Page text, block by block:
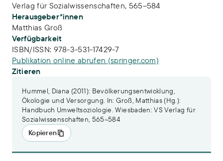
Verlag für Sozialwissenschaften, 565–584
Herausgeber*innen
Matthias Groß
Verfügbarkeit
ISBN/ISSN: 978-3-531-17429-7
Publikation online abrufen (springer.com)
Zitieren
Hummel, Diana (2011): Bevölkerungsentwicklung,
Ökologie und Versorgung. In: Groß, Matthias (Hg.):
Handbuch Umweltsoziologie. Wiesbaden: VS Verlag für
Sozialwissenschaften, 565–584
Kopieren